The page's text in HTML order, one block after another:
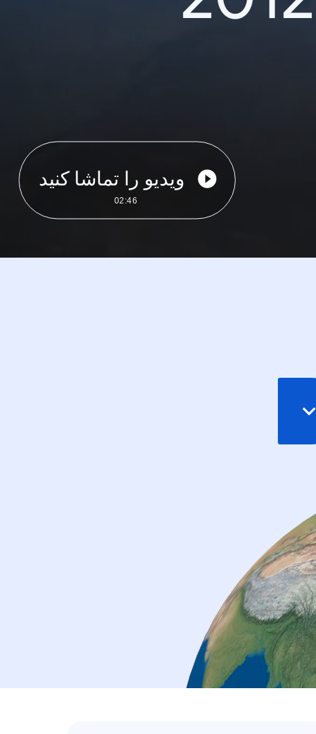
ویدیو را تماشا کنید
02:46